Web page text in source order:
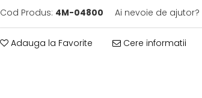
Cod Produs: 4M-04800 Ai nevoie de ajutor?
Adauga la Favorite Cere informatii